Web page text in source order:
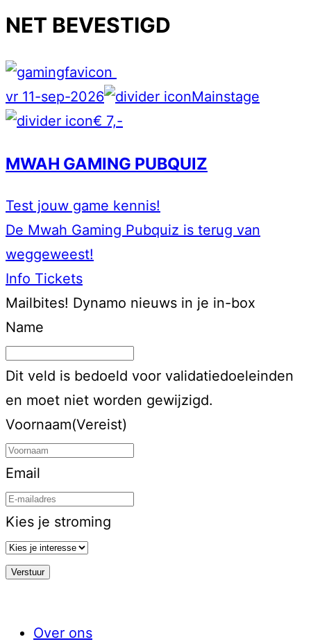
NET BEVESTIGD
vr 11-sep-2026
Mainstage
€ 7,-
MWAH GAMING PUBQUIZ
Test jouw game kennis!
De Mwah Gaming Pubquiz is terug van
weggeweest!
Info Tickets
Mailbites! Dynamo nieuws in je in-box
Name
Dit veld is bedoeld voor validatiedoeleinden
en moet niet worden gewijzigd.
Voornaam(Vereist)
Email
Kies je stroming
Over ons